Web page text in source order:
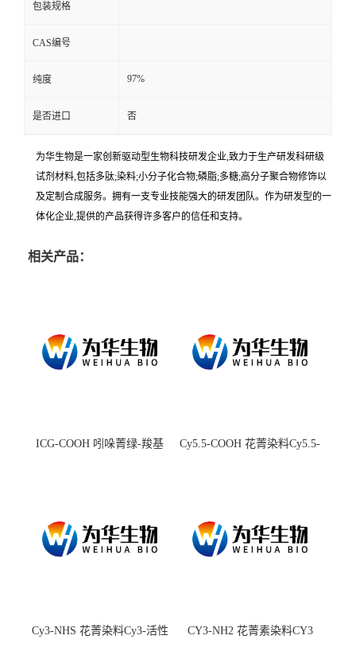
包装规格
CAS编号
纯度 97%
是否进口 否
为华生物是一家创新驱动型生物科技研发企业,致力于生产研发科研级
试剂材料,包括多肽;染料;小分子化合物;磷脂;多糖;高分子聚合物修饰以
及定制合成服务。拥有一支专业技能强大的研发团队。作为研发型的一
体化企业,提供的产品获得许多客户的信任和支持。
相关产品：
ICG-COOH 吲哚菁绿-羧基
Cy5.5-COOH 花菁染料Cy5.5-
Cy3-NHS 花菁染料Cy3-活性
CY3-NH2 花菁素染料CY3